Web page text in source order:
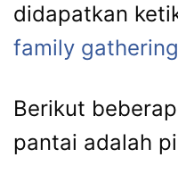
didapatkan
family gathering
Berikut
pantai adalah